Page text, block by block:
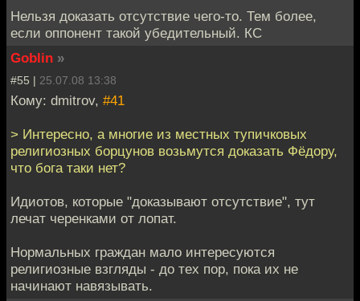
Нельзя доказать отсутствие чего-то. Тем более,
если оппонент такой убедительный. КС
Goblin »
#55 | 25.07.08 13:38
Кому: dmitrov, #41
> Интересно, а многие из местных тупичковых
религиозных борцунов возьмутся доказать Фёдору,
что бога таки нет?
Идиотов, которые "доказывают отсутствие", тут
лечат черенками от лопат.
Нормальных граждан мало интересуются
религиозные взгляды - до тех пор, пока их не
начинают навязывать.